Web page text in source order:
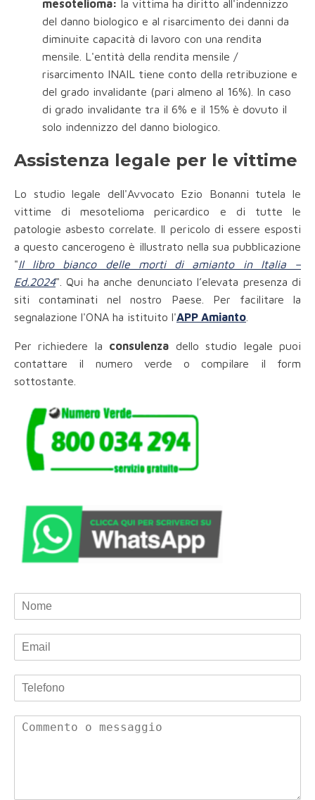
mesotelioma: la vittima ha diritto all'indennizzo
del danno biologico e al risarcimento dei danni da
diminuite capacità di lavoro con una rendita
mensile. L'entità della rendita mensile /
risarcimento INAIL tiene conto della retribuzione e
del grado invalidante (pari almeno al 16%). In caso
di grado invalidante tra il 6% e il 15% è dovuto il
solo indennizzo del danno biologico.
Assistenza legale per le vittime
Lo studio legale dell'Avvocato Ezio Bonanni tutela le
vittime di mesotelioma pericardico e di tutte le
patologie asbesto correlate. Il pericolo di essere esposti
a questo cancerogeno è illustrato nella sua pubblicazione
"Il libro bianco delle morti di amianto in Italia –
Ed.2024". Qui ha anche denunciato l’elevata presenza di
siti contaminati nel nostro Paese. Per facilitare la
segnalazione l'ONA ha istituito l'APP Amianto
Per richiedere la consulenza dello studio legale puoi
contattare il numero verde o compilare il form
sottostante.